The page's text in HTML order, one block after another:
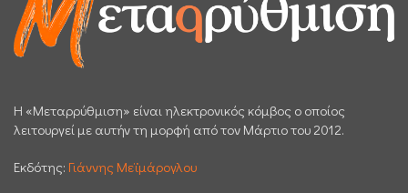
H «Μεταρρύθμιση» είναι ηλεκτρονικός κόμβος ο οποίος
λειτουργεί με αυτήν τη μορφή από τον Μάρτιο του 2012.
Εκδότης: Γιάννης Μεϊμάρογλου